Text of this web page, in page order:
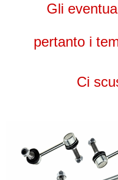
Gli
pertanto i
Ci